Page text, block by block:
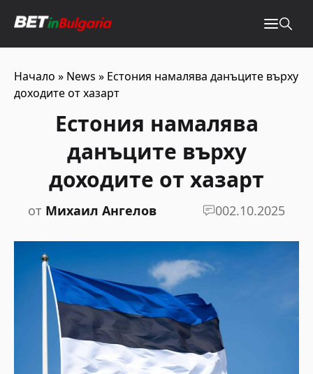
Начало » News » Естония намалява данъците върху
доходите от хазарт
Естония намалява
данъците върху
доходите от хазарт
от Михаил Ангелов 002.10.2025